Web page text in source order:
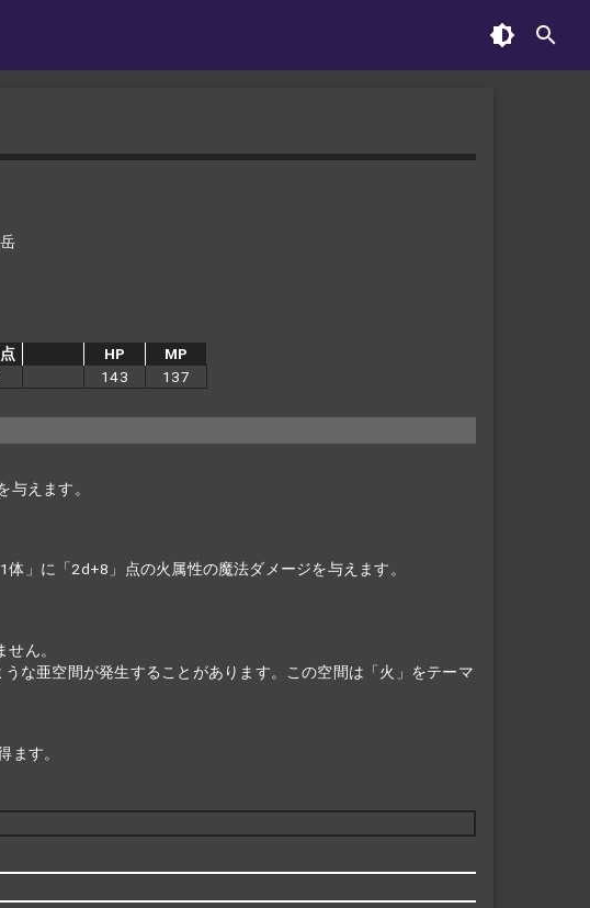
HP
MP
143 137
えます。
」に「2d+8」点の火属性の魔法ダメージを与えます。
ん。
な亜空間が発生することがあります。この空間は「火」をテーマ
ます。